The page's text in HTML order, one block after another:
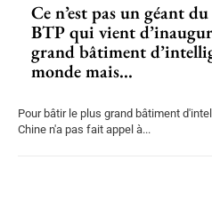
Ce n’est pas un géant
BTP qui vient
grand bâtiment
monde mais...
Pour bâtir le plus grand bâtiment
Chine n'a pas fait appel à...